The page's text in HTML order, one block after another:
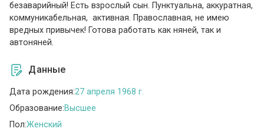
безаварийный! Есть взрослый сын. Пунктуальна, аккуратная,
коммуникабельная, активная. Православная, не имею
вредных привычек! Готова работать как няней, так и
автоняней.
Данные
Дата рождения:27 апреля 1968 г.
Образование:Высшее
Пол:Женский